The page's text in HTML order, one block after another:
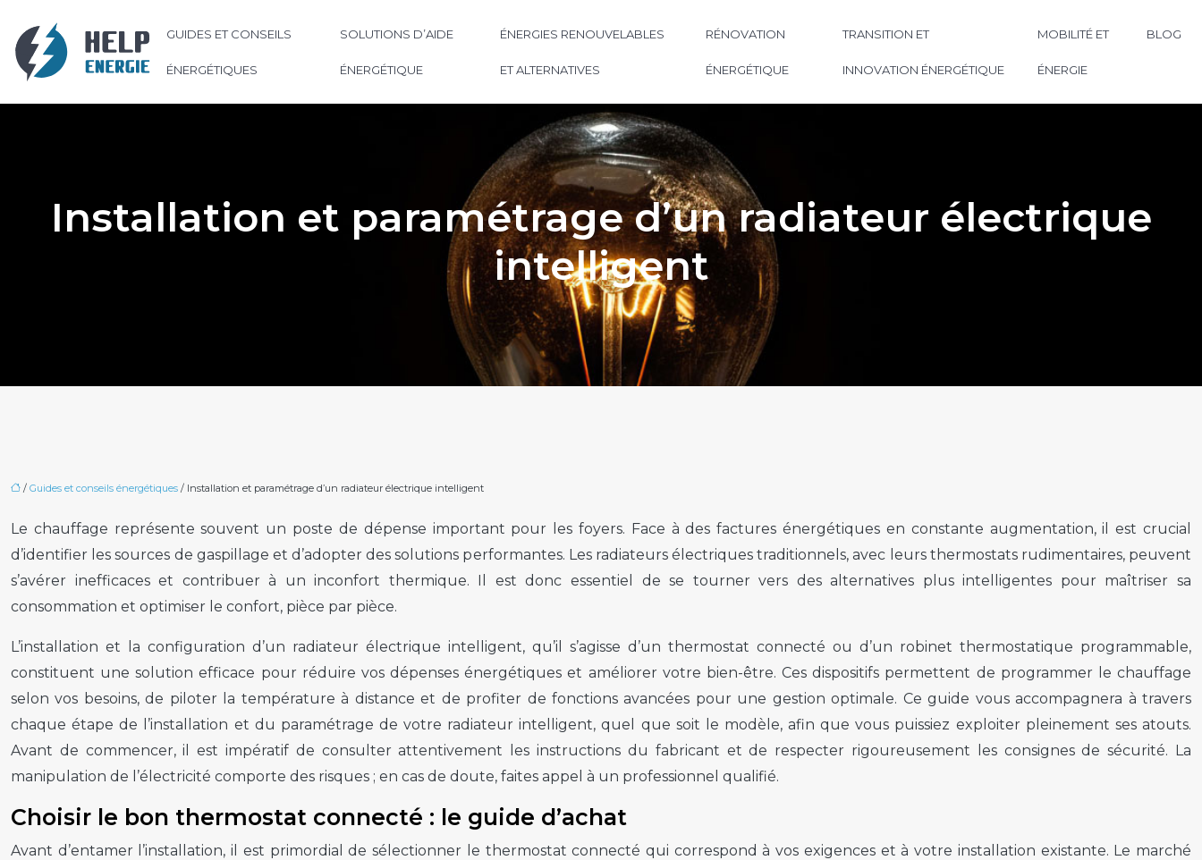
GUIDES ET CONSEILS
ÉNERGÉTIQUES
SOLUTIONS D’AIDE
ÉNERGÉTIQUE
ÉNERGIES RENOUVELABLES
ET ALTERNATIVES
RÉNOVATION
ÉNERGÉTIQUE
TRANSITION ET
INNOVATION ÉNERGÉTIQUE
MOBILITÉ ET
ÉNERGIE
BLOG
Installation et paramétrage d’un radiateur électrique
intelligent
/ Guides et conseils énergétiques / Installation et paramétrage d’un radiateur électrique intelligent
Le chauffage représente souvent un poste de dépense important pour les foyers. Face à des factures énergétiques en constante augmentation, il est crucial
d’identifier les sources de gaspillage et d’adopter des solutions performantes. Les radiateurs électriques traditionnels, avec leurs thermostats rudimentaires, peuvent
s’avérer inefficaces et contribuer à un inconfort thermique. Il est donc essentiel de se tourner vers des alternatives plus intelligentes pour maîtriser sa
consommation et optimiser le confort, pièce par pièce.
L’installation et la configuration d’un radiateur électrique intelligent, qu’il s’agisse d’un thermostat connecté ou d’un robinet thermostatique programmable,
constituent une solution efficace pour réduire vos dépenses énergétiques et améliorer votre bien-être. Ces dispositifs permettent de programmer le chauffage
selon vos besoins, de piloter la température à distance et de profiter de fonctions avancées pour une gestion optimale. Ce guide vous accompagnera à travers
chaque étape de l’installation et du paramétrage de votre radiateur intelligent, quel que soit le modèle, afin que vous puissiez exploiter pleinement ses atouts.
Avant de commencer, il est impératif de consulter attentivement les instructions du fabricant et de respecter rigoureusement les consignes de sécurité. La
manipulation de l’électricité comporte des risques ; en cas de doute, faites appel à un professionnel qualifié.
Choisir le bon thermostat connecté : le guide d’achat
Avant d’entamer l’installation, il est primordial de sélectionner le thermostat connecté qui correspond à vos exigences et à votre installation existante. Le marché